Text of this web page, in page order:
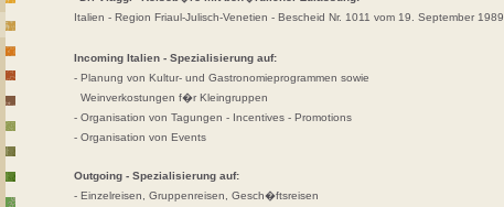
Italien - Region Friaul-Julisch-Venetien - Bescheid Nr. 1011 vom 19. September 1989.
Incoming Italien - Spezialisierung auf:
- Planung von Kultur- und Gastronomieprogrammen sowie
Weinverkostungen f�r Kleingruppen
- Organisation von Tagungen - Incentives - Promotions
- Organisation von Events
Outgoing - Spezialisierung auf:
- Einzelreisen, Gruppenreisen, Gesch�ftsreisen